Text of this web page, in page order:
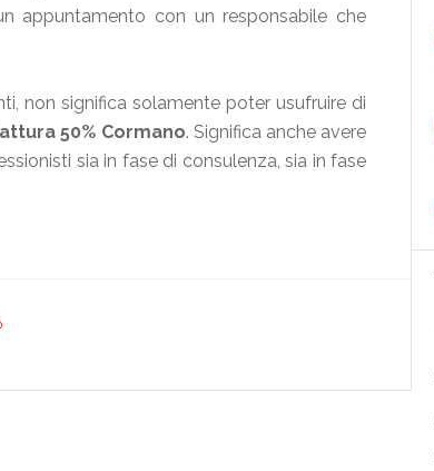
appuntamento con un responsabile che
non significa solamente poter usufruire di
50% Cormano. Significa anche avere
sia in fase di consulenza, sia in fase